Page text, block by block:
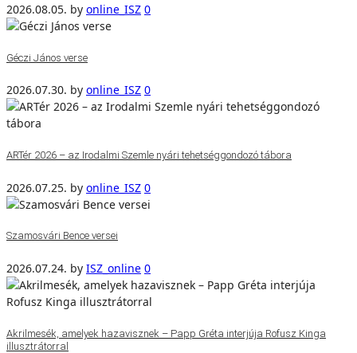
2026.08.05. by online_ISZ 0
Géczi János verse
2026.07.30. by online_ISZ 0
ARTér 2026 – az Irodalmi Szemle nyári tehetséggondozó tábora
2026.07.25. by online_ISZ 0
Szamosvári Bence versei
2026.07.24. by ISZ_online 0
Akrilmesék, amelyek hazavisznek – Papp Gréta interjúja Rofusz Kinga
illusztrátorral